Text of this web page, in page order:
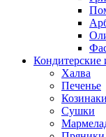
Кондитерские
Халва
Печенье
Козинаки
Сушки